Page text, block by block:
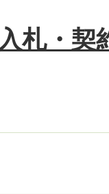
入札・契